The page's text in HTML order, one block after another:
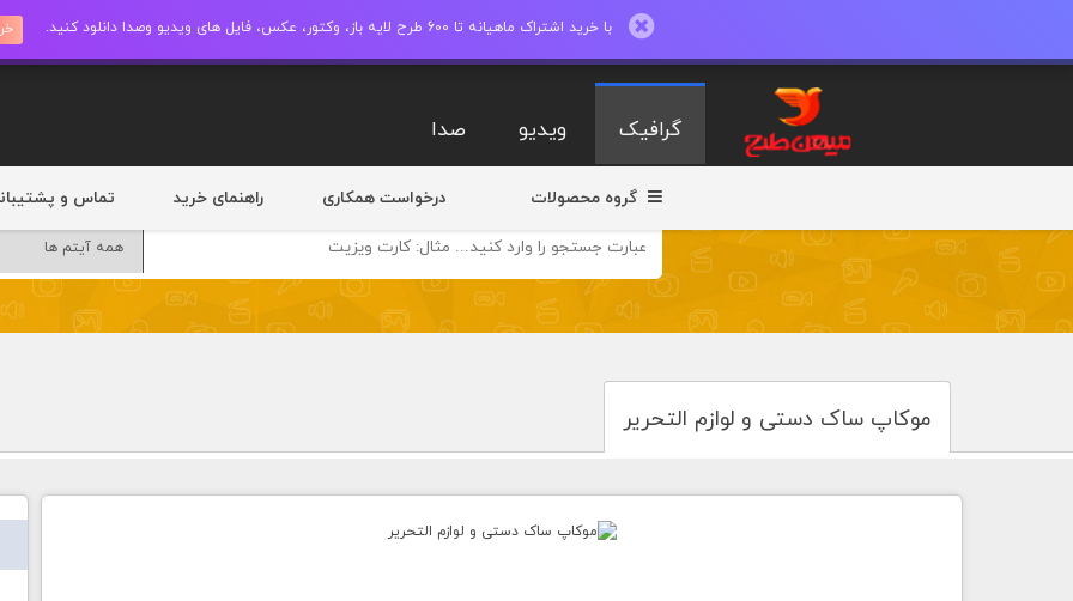
با خرید اشتراک ماهیانه تا 600 طرح لایه باز، وکتور، عکس، فایل های ویدیو وصدا دانلود کنید.
گرافیک ویدیو صدا
گروه محصولات درخواست همکاری راهنمای خرید تماس و
موکاپ ساک دستی و لوازم التحریر